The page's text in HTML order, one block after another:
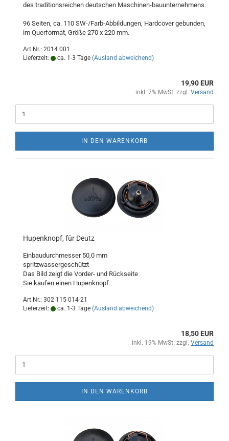
des traditionsreichen deutschen Maschinen-bauunternehmens.
96 Seiten, ca. 110 SW-/Farb-Abbildungen, Hardcover gebunden,
im Querformat, Größe 270 x 220 mm.
Art.Nr.: 2014 001
Lieferzeit:
ca. 1-3 Tage (Ausland abweichend)
19,90 EUR
inkl. 7% MwSt. zzgl. Versand
IN DEN WARENKORB
Hupenknopf, für Deutz
Einbaudurchmesser 50,0 mm
spritzwassergeschützt
Das Bild zeigt die Vorder- und Rückseite
Sie kaufen einen Hupenknopf
Art.Nr.: 302 115 014-21
Lieferzeit:
ca. 1-3 Tage (Ausland abweichend)
18,50 EUR
inkl. 19% MwSt. zzgl. Versand
IN DEN WARENKORB